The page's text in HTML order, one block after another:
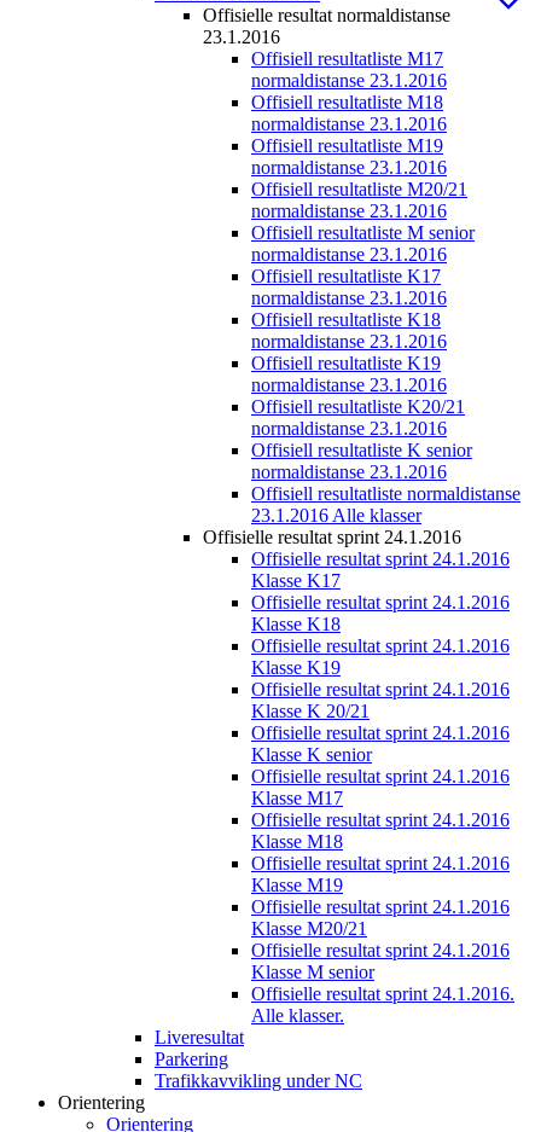
Offisielle resultat normaldistanse
23.1.2016
Offisiell resultatliste M17
normaldistanse 23.1.2016
Offisiell resultatliste M18
normaldistanse 23.1.2016
Offisiell resultatliste M19
normaldistanse 23.1.2016
Offisiell resultatliste M20/21
normaldistanse 23.1.2016
Offisiell resultatliste M senior
normaldistanse 23.1.2016
Offisiell resultatliste K17
normaldistanse 23.1.2016
Offisiell resultatliste K18
normaldistanse 23.1.2016
Offisiell resultatliste K19
normaldistanse 23.1.2016
Offisiell resultatliste K20/21
normaldistanse 23.1.2016
Offisiell resultatliste K senior
normaldistanse 23.1.2016
Offisiell resultatliste normaldistanse
23.1.2016 Alle klasser
Offisielle resultat sprint 24.1.2016
Offisielle resultat sprint 24.1.2016
Klasse K17
Offisielle resultat sprint 24.1.2016
Klasse K18
Offisielle resultat sprint 24.1.2016
Klasse K19
Offisielle resultat sprint 24.1.2016
Klasse K 20/21
Offisielle resultat sprint 24.1.2016
Klasse K senior
Offisielle resultat sprint 24.1.2016
Klasse M17
Offisielle resultat sprint 24.1.2016
Klasse M18
Offisielle resultat sprint 24.1.2016
Klasse M19
Offisielle resultat sprint 24.1.2016
Klasse M20/21
Offisielle resultat sprint 24.1.2016
Klasse M senior
Offisielle resultat sprint 24.1.2016.
Alle klasser.
Liveresultat
Parkering
Trafikkavvikling under NC
Orientering
Orientering